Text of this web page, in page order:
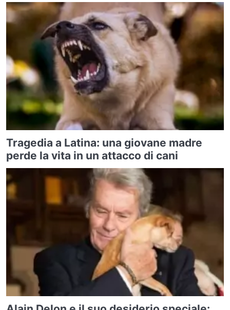
Tragedia a Latina: una giovane madre
perde la vita in un attacco di cani